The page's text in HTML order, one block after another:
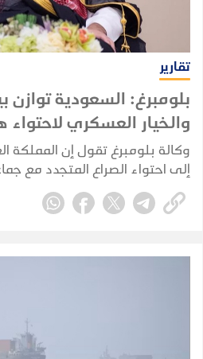
تقارير
بلومبرغ: السعودية توازن
والخيار العسكري
وكالة بلومبرغ تقول إن المملكة
إلى احتواء الصراع المتجدد مع
الدبلوماسية، في محاولة لمنع
المدعومة من إيران من الإضرار